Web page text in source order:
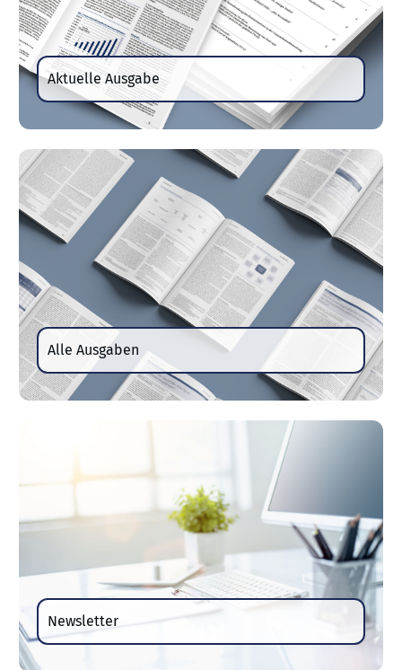
Aktuelle Ausgabe
Alle Ausgaben
Newsletter